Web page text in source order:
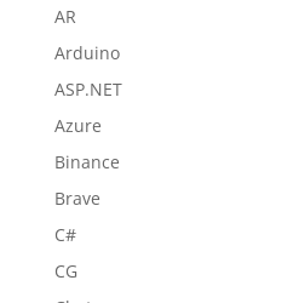
AR
Arduino
ASP.NET
Azure
Binance
Brave
C#
CG